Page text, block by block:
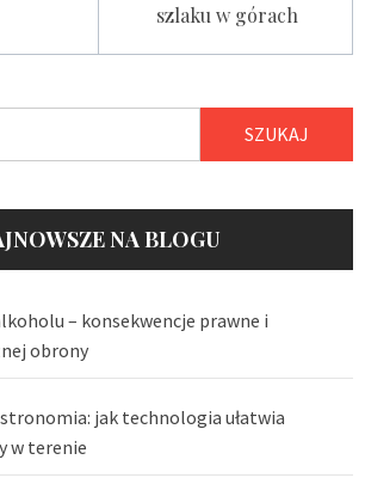
szlaku w górach
NA BLOGU
– konsekwencje prawne i
obrony
jak technologia ułatwia
w terenie